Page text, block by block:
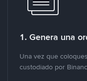
1. Genera una
Una vez que
custodiado por